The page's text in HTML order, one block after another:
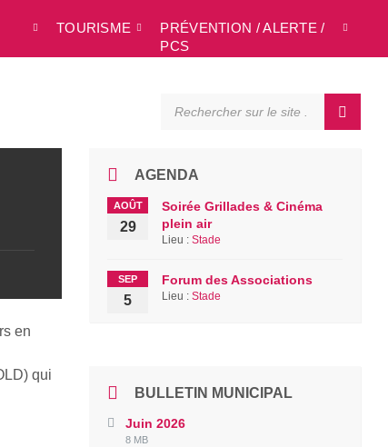
TOURISME
PRÉVENTION / ALERTE /
PCS
en
qui
AGENDA
AOÛT
29
Soirée Grillades & Cinéma
plein air
Lieu :Stade
SEP
5
Forum des Associations
Lieu :Stade
BULLETIN MUNICIPAL
Juin 2026
File
File
8 MB